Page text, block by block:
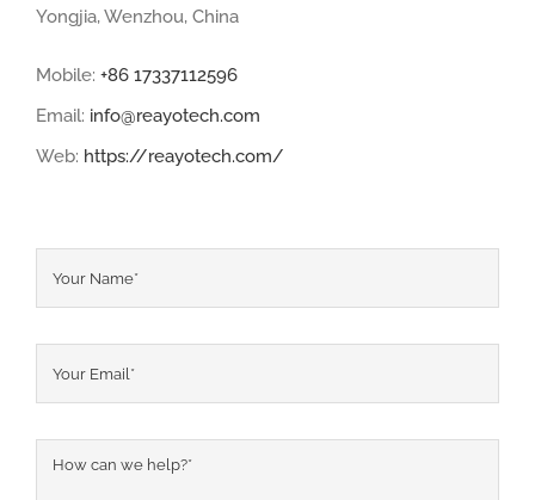
Yongjia, Wenzhou, China
Mobile: +86 17337112596
Email: info@reayotech.com
Web: https://reayotech.com/